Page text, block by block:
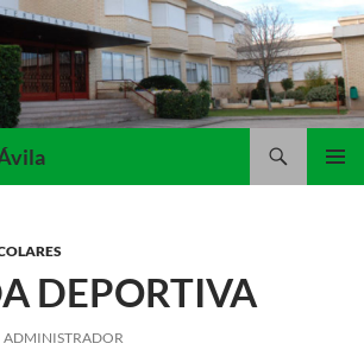
DEPORTIVA
ADMINISTRADOR